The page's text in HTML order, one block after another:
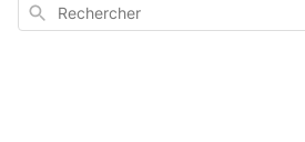
Rechercher